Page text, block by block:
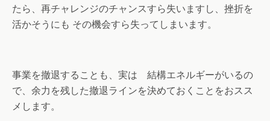
たら、再チャレンジのチャンスすら失いますし、挫折を
活かそうにも その機会すら失ってしまいます。
事業を撤退することも、実は 結構エネルギーがいるの
で、余力を残した撤退ラインを決めておくことをおスス
メします。